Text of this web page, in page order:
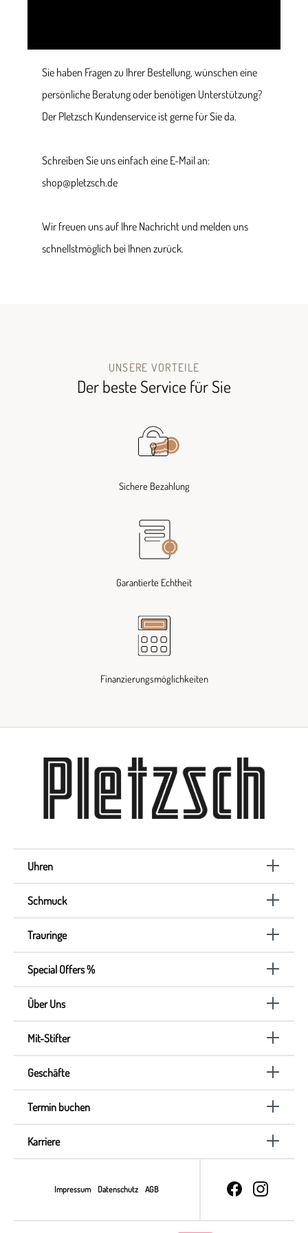
Sie haben Fragen zu Ihrer Bestellung, wünschen eine
persönliche Beratung oder benötigen Unterstützung?
Der Pletzsch Kundenservice ist gerne für Sie da.
Schreiben Sie uns einfach eine E-Mail an:
shop@pletzsch.de
Wir freuen uns auf Ihre Nachricht und melden uns
schnellstmöglich bei Ihnen zurück.
UNSERE VORTEILE
Der beste Service für Sie
Sichere Bezahlung
Garantierte Echtheit
Finanzierungsmöglichkeiten
Uhren
Schmuck
Trauringe
Special Offers %
Über Uns
Mit-Stifter
Geschäfte
Termin buchen
Karriere
Impressum Datenschutz AGB